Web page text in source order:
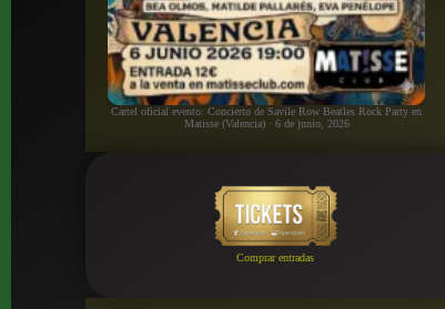
Cartel oficial evento: Concierto de Savile Row Beatles Rock Party en
Matisse (Valencia) · 6 de junio, 2026
Comprar entradas